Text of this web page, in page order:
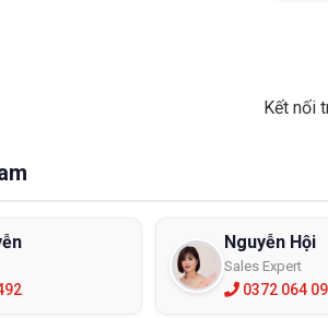
Kết nối
Nguyễn Hội
Sales Expert
0372 064